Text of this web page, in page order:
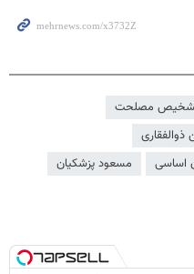
مصلحت
اساسی
مسعود پزشکیان